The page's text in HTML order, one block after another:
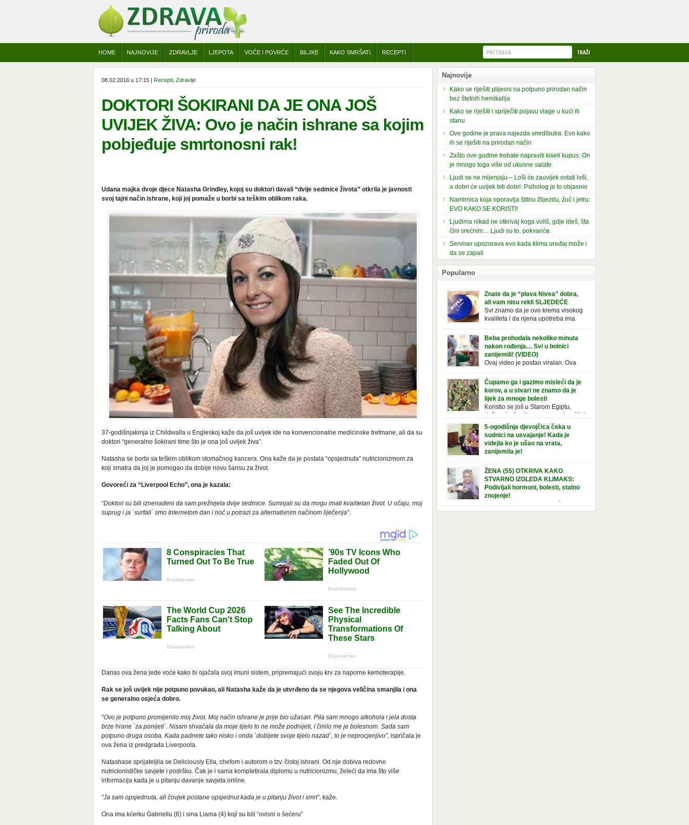
HOME NAJNOVIJE ZDRAVLJE LJEPOTA VOĆE I POVRĆE BILJKE KAKO SMRŠATI RECEPTI
08.02.2016 u 17:15 | Recepti Zdravlje
DOKTORI ŠOKIRANI DA JE ONA JOŠ
UVIJEK ŽIVA: Ovo je način ishrane sa kojim
pobjeđuje smrtonosni rak!
Udana majka dvoje djece Natasha Grindley, kojoj su doktori davali “dvije sedmice života” otkrila je javnosti
svoj tajni način ishrane, koji joj pomaže u borbi sa teškim oblikom raka.
37-godišnjakinja iz Childwalla u Engleskoj kaže da još uvijek ide na konvencionalne medicinske tretmane, ali da su
doktori “generalno šokirani time što je ona još uvijek živa”.
Natasha se borbi sa teškim oblikom stomačnog kancera. Ona kaže da je postala “opsjednuta” nutricionizmom za
koji smatra da joj je pomogao da dobije novu šansu za život.
Govoreći za “Liverpool Echo”, ona je kazala:
“Doktori su bili iznenađeni da sam preživjela dvije sedmice. Sumnjali su da mogu imati kvalitetan život. U očaju, moj
suprug i ja `surfali` smo Internetom dan i noć u potrazi za alternativnim načinom liječenja”.
Danas ova žena jede voće kako bi ojačala svoj imuni sistem, pripremajući svoju krv za naporne kemoterapije.
Rak se još uvijek nije potpuno povukao, ali Natasha kaže da je utvrđeno da se njegova veličina smanjila i ona
se generalno osjeća dobro.
“Ovo je potpuno promijenilo moj život. Moj način ishrane je prije bio užasan. Pila sam mnogo alkohola i jela dosta
brze hrane `za ponijeti`. Nisam shvaćala da moje tijelo to ne može podnijeti, i činilo me je bolesnom. Sada sam
potpuno druga osoba. Kada padnete tako nisko i onda `dobijete svoje tijelo nazad`, to je neprocjenjivo”, ispričala je
ova žena iz predgrađa Liverpoola.
Natashase sprijateljila se Deliciously Ella, chefom i autorom o tzv. čistoj ishrani. Od nje dobiva redovno
nutricionističke savjete i podršku. Čak je i sama kompletirala diplomu u nutricionizmu, želeći da ima što više
informacija kada je u pitanju davanje savjeta online.
“Ja sam opsjednuta, ali čovjek postane opsjednut kada je u pitanju život i smrt”, kaže.
Ona ima kćerku Gabriellu (6) i sina Liama (4) koji su bili “ovisni o šećeru”
Najnovije
Kako se riješiti plijesni na potpuno prirodan način
bez štetnih hemikalija
Kako se riješiti i spriječiti pojavu vlage u kući ili
stanu
Ove godine je prava najezda smrdibuba: Evo kako
ih se riješiti na prirodan način
Zašto ove godine trebate napraviti kiseli kupus: On
je mnogo toga više od ukusne salate
Ljudi se ne mijenjaju – Loši će zauvijek ostati loši,
a dobri će uvijek biti dobri: Psiholog je to objasnio
Namirnica koja oporavlja štitnu žlijezdu, žuč i jetru:
EVO KAKO SE KORISTI!
Ljudima nikad ne otkrivaj koga voliš, gdje ideš, šta
čini srećnim… Ljudi su to, pokvariće.
Serviser upozorava evo kada klima uređaj može i
da se zapali
Popularno
Znate da je “plava Nivea” dobra,
ali vam nisu rekli SLJEDEĆE
Svi znamo da je ovo krema visokog
kvaliteta i da njena upotreba ima
sljedeće o njoj. Nivea krema u klasičnoj, plavoj
kutiji, prepoznatljivog mirisa i jednostavne
formule, jeste nezamenljiv inventar u kupatilima i
muškaraca i žena. Mnogi ljudi se ne odvajaju od
nje, pa je čak nose sa […]
Beba prohodala nekoliko minuta
nakon rođenja… Svi u bolnici
zanijemili! (VIDEO)
Ovaj video je postao viralan. Ova
korake. To je mnoge nasmijalo. Ovaj video je baš
neobičan. Ne viđamo baš često ovakve korake
kod novorođenih beba. Video je snimila babica,
pregledalo ga je preko 80 miliona ljudi. Ove
babice su ostale u čudu nakon što su vidjeli kako
Čupamo ga i gazimo misleći da je
korov, a u stvari ne znamo da je
lijek za mnoge bolesti
Koristio se još u Starom Egiptu,
duže od milenijuma se uzgaja u Kini
i Indiji, Francuzi od njega prave različita
tradicionalna jela i čorbe… Jedino mi gazimo po
njemu, čupamo ga i bacamo kao korov! Tušt je
jednogodišnji, ali vrlo uporan “korov” koji, ka­da
nam se jednom nastani u bašti ili dvorištu, teško
5-ogodišnja djevojčica čeka u
sudnici na usvajanje! Kada je
videjla ko je ušao na vrata,
zanijemila je!
zbrinuta u hraniteljskoj porodici. Sada, u svojoj 5.
godini, dočekala je momenat usvajanja, kada će
dobiti novu, stalnu porodicu. Ovaj dan je bio
veoma poseban za djevojčicu i njenu novu
porodicu, ali je uskoro postao još čarobniji,
ŽENA (55) OTKRIVA KAKO
STVARNO IZGLEDA KLIMAKS:
Podivljali hormoni, bolesti, stalno
znojenje!
“Bila sam slomljena, naslušala sam
se o tome da ću uskoro izgledati kao da imam